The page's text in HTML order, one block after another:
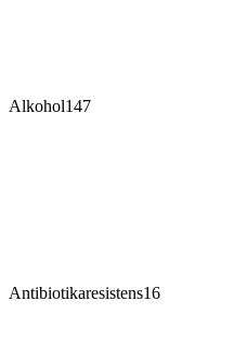
Alkohol147
Antibiotikaresistens16